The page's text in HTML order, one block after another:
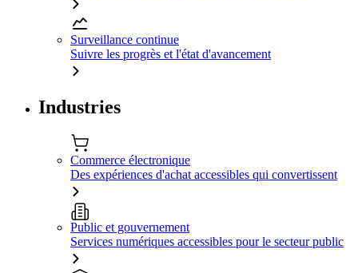
Surveillance continue
Suivre les progrès et l'état d'avancement
Industries
Commerce électronique
Des expériences d'achat accessibles qui convertissent
Public et gouvernement
Services numériques accessibles pour le secteur public